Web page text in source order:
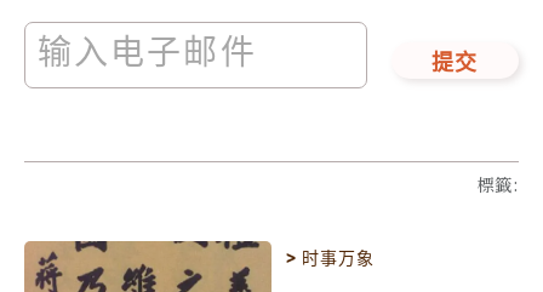
提交
標籤:
> 时事万象